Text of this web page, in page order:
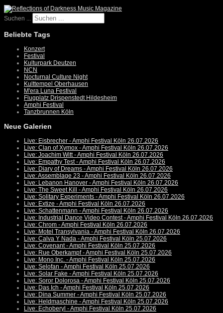
Suchen ...
Beliebte Tags
Konzert
Festival
Kulturpark Deutzen
NCN
Nocturnal Culture Night
Kulttempel Oberhausen
M'era Luna Festival
Flugplatz Drispenstedt Hildesheim
Amphi Festival
Tanzbrunnen Köln
Neue Galerien
Live: Eisbrecher - Amphi Festival Köln 26.07.2026
Live: Clan of Xymox - Amphi Festival Köln 26.07.2026
Live: Joachim Witt - Amphi Festival Köln 26.07.2026
Live: Empathy Test - Amphi Festival Köln 26.07.2026
Live: Diary of Dreams - Amphi Festival Köln 26.07.2026
Live: Assemblage 23 - Amphi Festival Köln 26.07.2026
Live: Lebanon Hanover - Amphi Festival Köln 26.07.2026
Live: The Sweet Kill - Amphi Festival Köln 26.07.2026
Live: Solitary Experiments - Amphi Festival Köln 26.07.2026
Live: Extize - Amphi Festival Köln 26.07.2026
Live: Schattenmann - Amphi Festival Köln 26.07.2026
Live: Industrial Dance Video Contest - Amphi Festival Köln 26.07.2026
Live: Chrom - Amphi Festival Köln 26.07.2026
Live: Motel Transylvania - Amphi Festival Köln 26.07.2026
Live: Calva Y Nada - Amphi Festival Köln 25.07.2026
Live: Covenant - Amphi Festival Köln 25.07.2026
Live: Rue Oberkampf - Amphi Festival Köln 25.07.2026
Live: Mono Inc. - Amphi Festival Köln 25.07.2026
Live: Selofan - Amphi Festival Köln 25.07.2026
Live: Solar Fake - Amphi Festival Köln 25.07.2026
Live: Soror Dolorosa - Amphi Festival Köln 25.07.2026
Live: Das Ich - Amphi Festival Köln 25.07.2026
Live: Dina Summer - Amphi Festival Köln 25.07.2026
Live: Heldmaschine - Amphi Festival Köln 25.07.2026
Live: Echoberyl - Amphi Festival Köln 25.07.2026